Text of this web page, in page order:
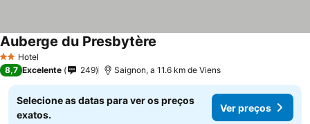
2 Estrelas
Hotel
Auberge du Presbytère
8,7 Excelente 249 Saignon, a 11.6 km de Viens
Selecione as datas para ver os preços
exatos.
Ver preços